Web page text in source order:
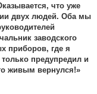
что уже
двух людей. Оба мы
заводского
приборов, где я
предупредил и
живым вернулся!»